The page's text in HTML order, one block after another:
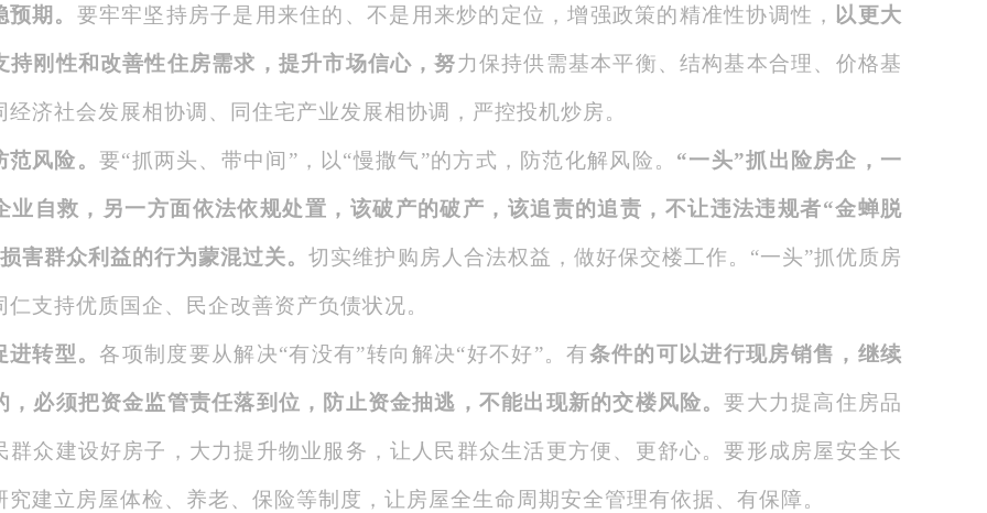
期。 要牢牢坚持房子是用来住的、不是用来炒的定位，增强政策的精准性协调性， 以更大
持刚性和改善性住房需求，提升市场信心，努力保持供需基本平衡、结构基本合理、价格基
经济社会发展相协调、同住宅产业发展相协调，严控投机炒房。
范风险。要“抓两头、带中间”，以“慢撒气”的方式，防范化解风险。 “一头”抓出险房企，一
业自救，另一方面依法依规处置，该破产的破产，该追责的追责，不让违法违规者“金蝉脱
害群众利益的行为蒙混过关。切实维护购房人合法权益，做好保交楼工作。“一头”抓优质房
仁支持优质国企、民企改善资产负债状况。
转型。 各项制度要从解决“有没有”转向解决“好不好”。有条件的可以进行现房销售，继续
，必须把资金监管责任落到位，防止资金抽逃，不能出现新的交楼风险。要大力提高住房品
群众建设好房子，大力提升物业服务，让人民群众生活更方便、更舒心。要形成房屋安全长
究建立房屋体检、养老、保险等制度，让房屋全生命周期安全管理有依据、有保障。